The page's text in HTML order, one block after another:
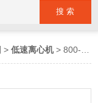
>低速离心机> 800-1润华仪器 厂家优质供应 电动离心机